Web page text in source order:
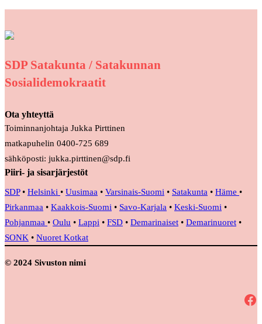
SDP Satakunta / Satakunnan
Sosialidemokraatit
Ota yhteyttä
Toiminnanjohtaja Jukka Pirttinen
matkapuhelin 0400-725 689
sähköposti: jukka.pirttinen@sdp.fi
Piiri- ja sisarjärjestöt
SDP• Helsinki • Uusimaa • Varsinais-Suomi • Satakunta • Häme •
Pirkanmaa • Kaakkois-Suomi • Savo-Karjala • Keski-Suomi •
Pohjanmaa • Oulu • Lappi • FSD • Demarinaiset • Demarinuoret •
SONK • Nuoret Kotkat
© 2024 Sivuston nimi
Facebook